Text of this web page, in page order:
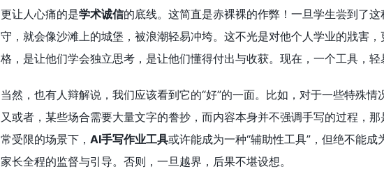
更让人心痛的是学术诚信的底线。这简直是赤裸裸的作弊！一旦学生尝到了
守，就会像沙滩上的城堡，被浪潮轻易冲垮。这不光是对他个人学业的戕害
格，是让他们学会独立思考，是让他们懂得付出与收获。现在，一个工具，
当然，也有人辩解说，我们应该看到它的“好”的一面。比如，对于一些特殊
又或者，某些场合需要大量文字的誊抄，而内容本身并不强调手写的过程，
常受限的场景下， AI手写作业工具或许能成为一种“辅助性工具”，但绝不能
家长全程的监督与引导。否则，一旦越界，后果不堪设想。